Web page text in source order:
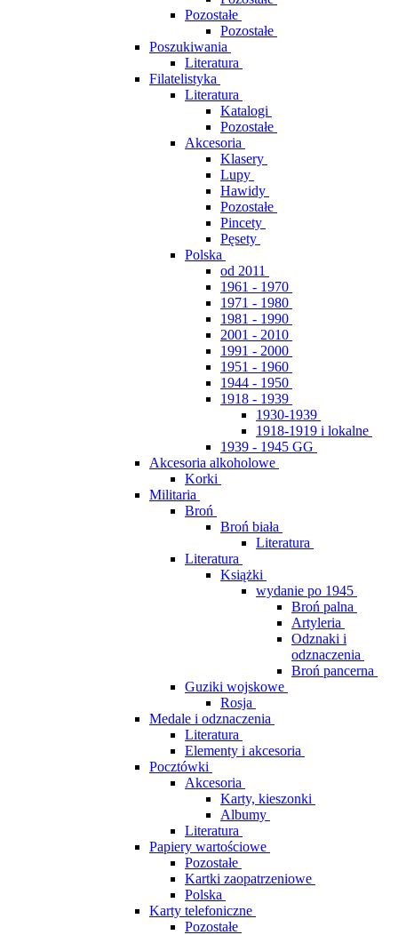
Pozostałe
Pozostałe
Poszukiwania
Literatura
Filatelistyka
Literatura
Katalogi
Pozostałe
Akcesoria
Klasery
Lupy
Hawidy
Pozostałe
Pincety
Pęsety
Polska
od 2011
1961 - 1970
1971 - 1980
1981 - 1990
2001 - 2010
1991 - 2000
1951 - 1960
1944 - 1950
1918 - 1939
1930-1939
1918-1919 i lokalne
1939 - 1945 GG
Akcesoria alkoholowe
Korki
Militaria
Broń
Broń biała
Literatura
Literatura
Książki
wydanie po 1945
Broń palna
Artyleria
Odznaki i
odznaczenia
Broń pancerna
Guziki wojskowe
Rosja
Medale i odznaczenia
Literatura
Elementy i akcesoria
Pocztówki
Akcesoria
Karty, kieszonki
Albumy
Literatura
Papiery wartościowe
Pozostałe
Kartki zaopatrzeniowe
Polska
Karty telefoniczne
Pozostałe